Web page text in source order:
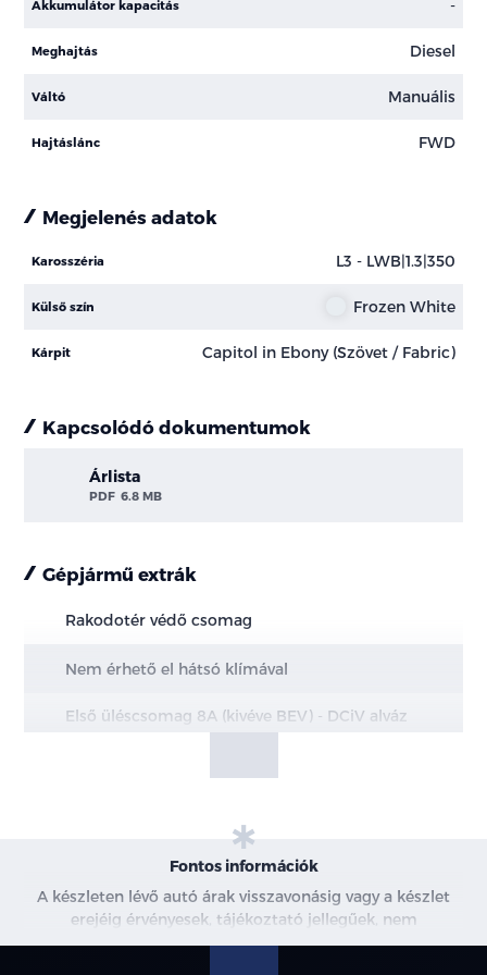
Akkumulátor kapacitás -
Meghajtás Diesel
Váltó Manuális
Hajtáslánc FWD
Megjelenés adatok
Karosszéria L3 - LWB|1.3|350
Külső szín Frozen White
Kárpit Capitol in Ebony (Szövet / Fabric)
Kapcsolódó dokumentumok
Árlista
PDF 6.8 MB
Gépjármű extrák
Rakodotér védő csomag
Nem érhető el hátsó klímával
Első üléscsomag 8A (kivéve BEV) - DCiV alváz
Pótkerék (tartalmaz szerszámkészletet)
Fontos információk
A készleten lévő autó árak visszavonásig vagy a készlet
erejéig érvényesek, tájékoztató jellegűek, nem
minősülnek ajánlattételnek, a képek csak illusztrációk. A